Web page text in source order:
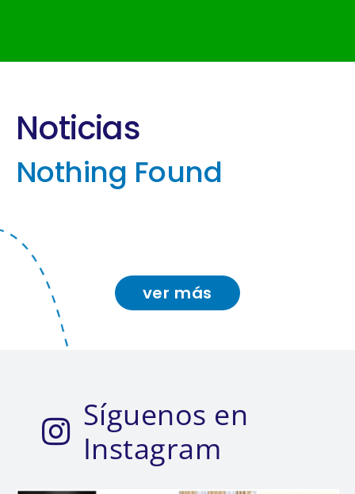
Noticias
Nothing Found
ver más
Síguenos en
Instagram